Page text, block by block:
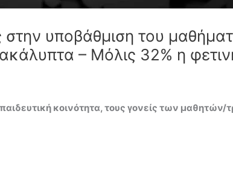
στην υποβάθμιση του
– Μόλις 32% η
κοινότητα, τους γονείς των μαθητών/